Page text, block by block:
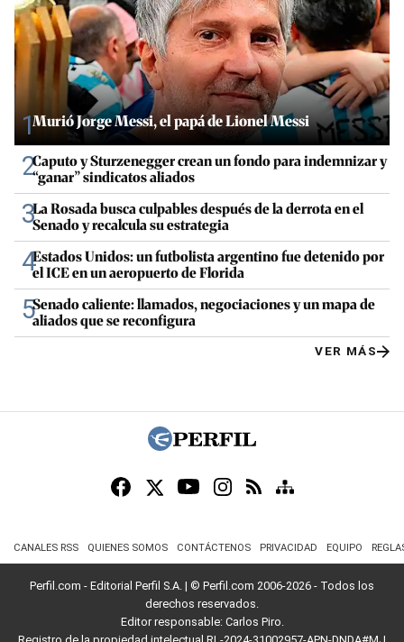
1Murió Jorge Messi, el papá de Lionel Messi
2Caputo y Sturzenegger crean un fondo para indemnizar y
“ganar” sindicatos aliados
3La Rosada busca culpables después de la derrota en el
Senado y recalcula su estrategia
4Estados Unidos: un futbolista argentino fue detenido por
el ICE en un aeropuerto de Florida
5Senado caliente: llamados, negociaciones y un mapa de
aliados que se reconfigura
VER MÁS
CANALES RSS QUIENES SOMOS CONTÁCTENOS PRIVACIDAD EQUIPO
Perfil.com - Editorial Perfil S.A. | © Perfil.com 2006-2026 - Todos los
derechos reservados.
Editor responsable: Carlos Piro.